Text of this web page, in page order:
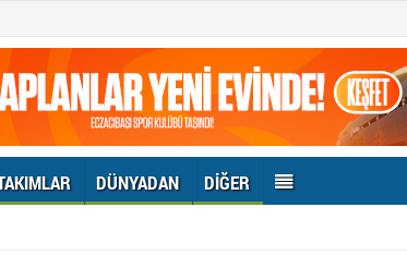
DÜNYADAN DIĞER